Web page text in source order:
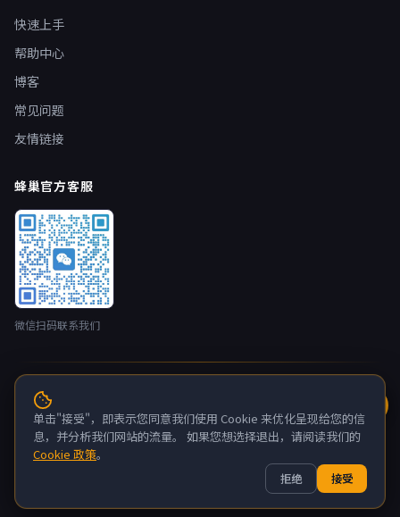
快速上手
帮助中心
博客
常见问题
友情链接
蜂巢官方客服
微信扫码联系我们
© 2026 蜂巢云盒 nestbox.top · 开发者：广州蚂侠网络技术有限
公司 版权所有
粤ICP备2022132880号-6
单击"接受"，即表示您同意我们使用 Cookie 来优化呈现给您的信
息，并分析我们网站的流量。 如果您想选择退出，请阅读我们的
Cookie 政策。
拒绝 接受